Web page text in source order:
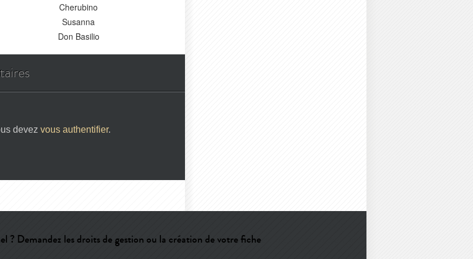
Cherubino
Susanna
Don Basilio
devez vous authentifier.
? Demandez les droits de gestion ou la création de votre fiche